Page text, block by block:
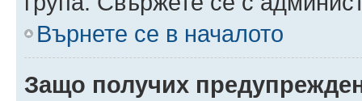
Върнете се в началото
Защо получих